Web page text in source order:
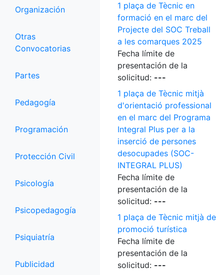
Organización
Otras
Convocatorias
Partes
Pedagogía
Programación
Protección Civil
Psicología
Psicopedagogía
Psiquiatría
Publicidad
1 plaça de Tècnic en
formació en el marc del
Projecte del SOC Treball
a les comarques 2025
Fecha límite de
presentación de la
solicitud: ---
1 plaça de Tècnic mitjà
d'orientació professional
en el marc del Programa
Integral Plus per a la
inserció de persones
desocupades (SOC-
INTEGRAL PLUS)
Fecha límite de
presentación de la
solicitud: ---
1 plaça de Tècnic mitjà de
promoció turística
Fecha límite de
presentación de la
solicitud: ---